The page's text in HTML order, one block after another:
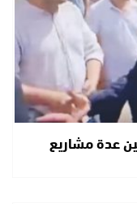
عدة مشاريع